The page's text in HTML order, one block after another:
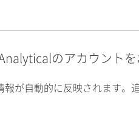
のアカウント
が自動的に反映されます。